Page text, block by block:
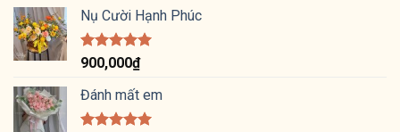
5 sao
Nụ Cười Hạnh Phúc
Được xếp
hạng
5.00
5 sao
900,000₫
Đánh mất em